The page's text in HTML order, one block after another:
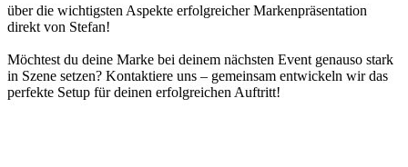
über die wichtigsten Aspekte erfolgreicher Markenpräsentation
direkt von Stefan!
Möchtest du deine Marke bei deinem nächsten Event genauso stark
in Szene setzen? Kontaktiere uns – gemeinsam entwickeln wir das
perfekte Setup für deinen erfolgreichen Auftritt!